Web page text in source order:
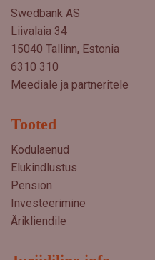
Swedbank AS
Liivalaia 34
15040 Tallinn, Estonia
6310 310
Meediale ja partneritele
Tooted
Kodulaenud
Elukindlustus
Pension
Investeerimine
Ärikliendile